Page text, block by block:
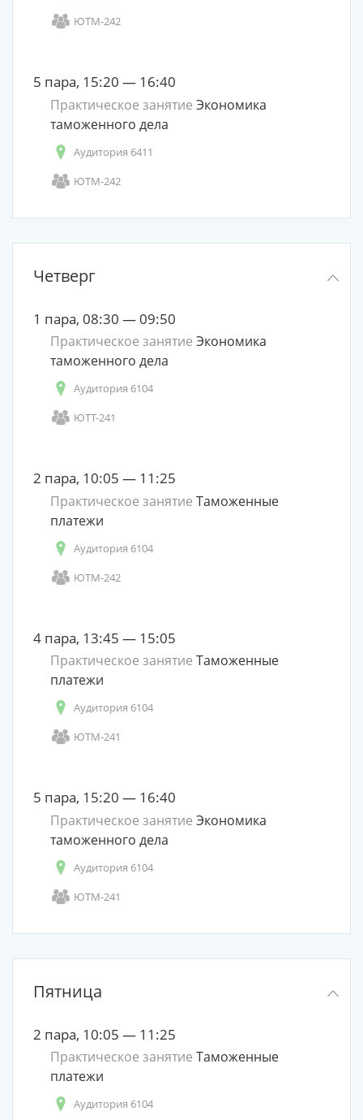
ЮТМ-242
5 пара, 15:20 — 16:40
Практическое занятие Экономика
таможенного дела
Аудитория 6411
ЮТМ-242
Четверг
1 пара, 08:30 — 09:50
Практическое занятие Экономика
таможенного дела
Аудитория 6104
ЮТТ-241
2 пара, 10:05 — 11:25
Практическое занятие Таможенные
платежи
Аудитория 6104
ЮТМ-242
4 пара, 13:45 — 15:05
Практическое занятие Таможенные
платежи
Аудитория 6104
ЮТМ-241
5 пара, 15:20 — 16:40
Практическое занятие Экономика
таможенного дела
Аудитория 6104
ЮТМ-241
Пятница
2 пара, 10:05 — 11:25
Практическое занятие Таможенные
платежи
Аудитория 6104